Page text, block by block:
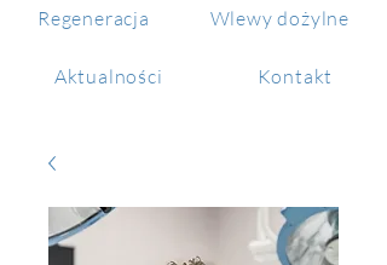
Regeneracja Wlewy dożylne
Aktualności Kontakt